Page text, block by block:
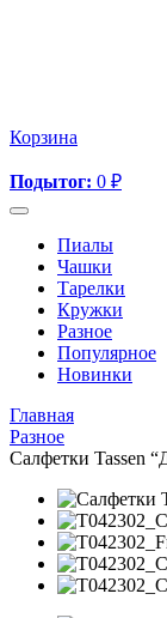
Корзина
Подытог: 0 ₽
Пиалы
Чашки
Тарелки
Кружки
Разное
Популярное
Новинки
Главная
Разное
Салфетки Tassen